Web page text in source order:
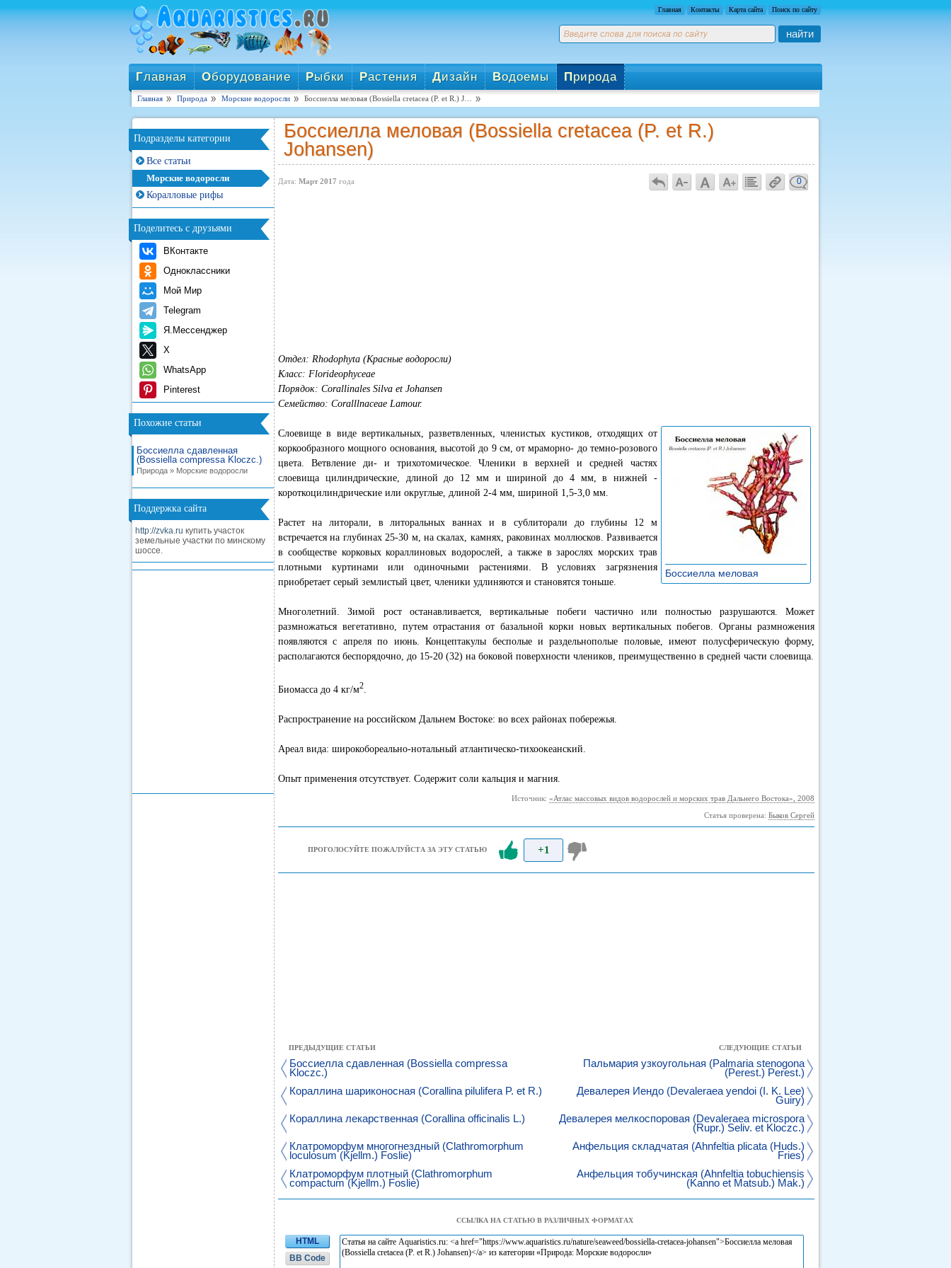
Главная Контакты Карта сайта Поиск по сайту
найти
Главная Оборудование Рыбки Растения Дизайн Водоемы Природа
Главная Природа Морские водоросли Боссиелла меловая (Bossiella cretacea (P. et R.) J…
Подразделы категории
Все статьи
Морские водоросли
Коралловые рифы
Поделитесь с друзьями
ВКонтакте
Одноклассники
Мой Мир
Telegram
Я.Мессенджер
X
WhatsApp
Pinterest
Похожие статьи
Боссиелла сдавленная
(Bossiella compressa Kloczc.)
Природа » Морские водоросли
Поддержка сайта
http://zvka.ru купить участок
земельные участки по минскому
шоссе.
Боссиелла меловая (Bossiella cretacea (P. et R.)
Johansen)
Дата: Март 2017 года 0
Отдел: Rhodophyta (Красные водоросли)
Класс: Florideophyceae
Порядок: Corallinales Silva et Johansen
Семейство: Coralllnaceae Lamour.
Боссиелла меловая
Слоевище в виде вертикальных, разветвленных, членистых кустиков, отходящих от
коркообразного мощного основания, высотой до 9 см, от мраморно- до темно-розового
цвета. Ветвление ди- и трихотомическое. Членики в верхней и средней частях
слоевища цилиндрические, длиной до 12 мм и шириной до 4 мм, в нижней -
короткоцилиндрические или округлые, длиной 2-4 мм, шириной 1,5-3,0 мм.
Растет на литорали, в литоральных ваннах и в сублиторали до глубины 12 м
встречается на глубинах 25-30 м, на скалах, камнях, раковинах моллюсков. Развивается
в сообществе корковых кораллиновых водорослей, а также в зарослях морских трав
плотными куртинами или одиночными растениями. В условиях загрязнения
приобретает серый землистый цвет, членики удлиняются и становятся тоньше.
Многолетний. Зимой рост останавливается, вертикальные побеги частично или полностью разрушаются. Может
размножаться вегетативно, путем отрастания от базальной корки новых вертикальных побегов. Органы размножения
появляются с апреля по июнь. Концептакулы бесполые и раздельнополые половые, имеют полусферическую форму,
располагаются беспорядочно, до 15-20 (32) на боковой поверхности члеников, преимущественно в средней части слоевища.
Биомасса до 4 кг/м2
Распространение на российском Дальнем Востоке: во всех районах побережья.
Ареал вида: широкобореально-нотальный атлантическо-тихоокеанский.
Опыт применения отсутствует. Содержит соли кальция и магния.
Источник: «Атлас массовых видов водорослей и морских трав Дальнего Востока», 2008
Статья проверена: Быков Сергей
ПРОГОЛОСУЙТЕ ПОЖАЛУЙСТА ЗА ЭТУ СТАТЬЮ +1
ПРЕДЫДУЩИЕ СТАТЬИ
Боссиелла сдавленная (Bossiella compressa
Kloczc.)
Кораллина шариконосная (Corallina pilulifera P. et R.)
Кораллина лекарственная (Corallina officinalis L.)
Клатроморфум многогнездный (Clathromorphum
loculosum (Kjellm.) Foslie)
Клатроморфум плотный (Clathromorphum
compactum (Kjellm.) Foslie)
СЛЕДУЮЩИЕ СТАТЬИ
Пальмария узкоугольная (Palmaria stenogona
(Perest.) Perest.)
Девалерея Йендо (Devaleraea yendoi (I. K. Lee)
Guiry)
Девалерея мелкоспоровая (Devaleraea microspora
(Rupr.) Seliv. et Kloczc.)
Анфельция складчатая (Ahnfeltia plicata (Huds.)
Fries)
Анфельция тобучинская (Ahnfeltia tobuchiensis
(Kanno et Matsub.) Mak.)
ССЫЛКА НА СТАТЬЮ В РАЗЛИЧНЫХ ФОРМАТАХ
HTML
BB Code